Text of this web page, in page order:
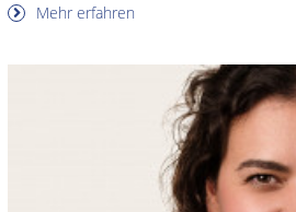
Mehr erfahren